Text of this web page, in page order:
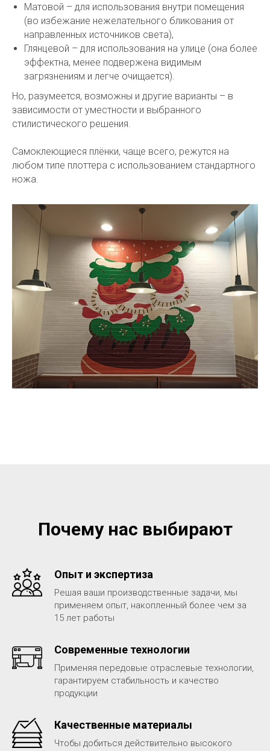
Матовой – для использования внутри помещения
(во избежание нежелательного бликования от
направленных источников света),
Глянцевой – для использования на улице (она более
эффектна, менее подвержена видимым
загрязнениям и легче очищается).
Но, разумеется, возможны и другие варианты – в
зависимости от уместности и выбранного
стилистического решения.
Самоклеющиеся плёнки, чаще всего, режутся на
любом типе плоттера с использованием стандартного
ножа.
Почему нас выбирают
Опыт и экспертиза
Решая ваши производственные задачи, мы
применяем опыт, накопленный более чем за
15 лет работы
Современные технологии
Применяя передовые отраслевые технологии,
гарантируем стабильность и качество
продукции
Качественные материалы
Чтобы добиться действительно высокого